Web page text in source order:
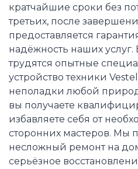
кратчайшие сроки без
третьих, после
предоставляется
надёжность наших
трудятся опытные
устройство техники
неполадки любой
вы получаете
избавляете себя от
сторонних мастеров. Мы
несложный ремонт на
серьёзное